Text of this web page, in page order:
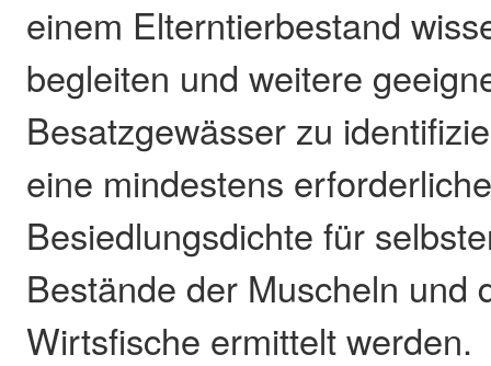
einem Elterntierbestand
begleiten und weitere
Besatzgewässer zu
eine mindestens
Besiedlungsdichte für
Bestände der Muscheln und
Wirtsfische ermittelt werden.